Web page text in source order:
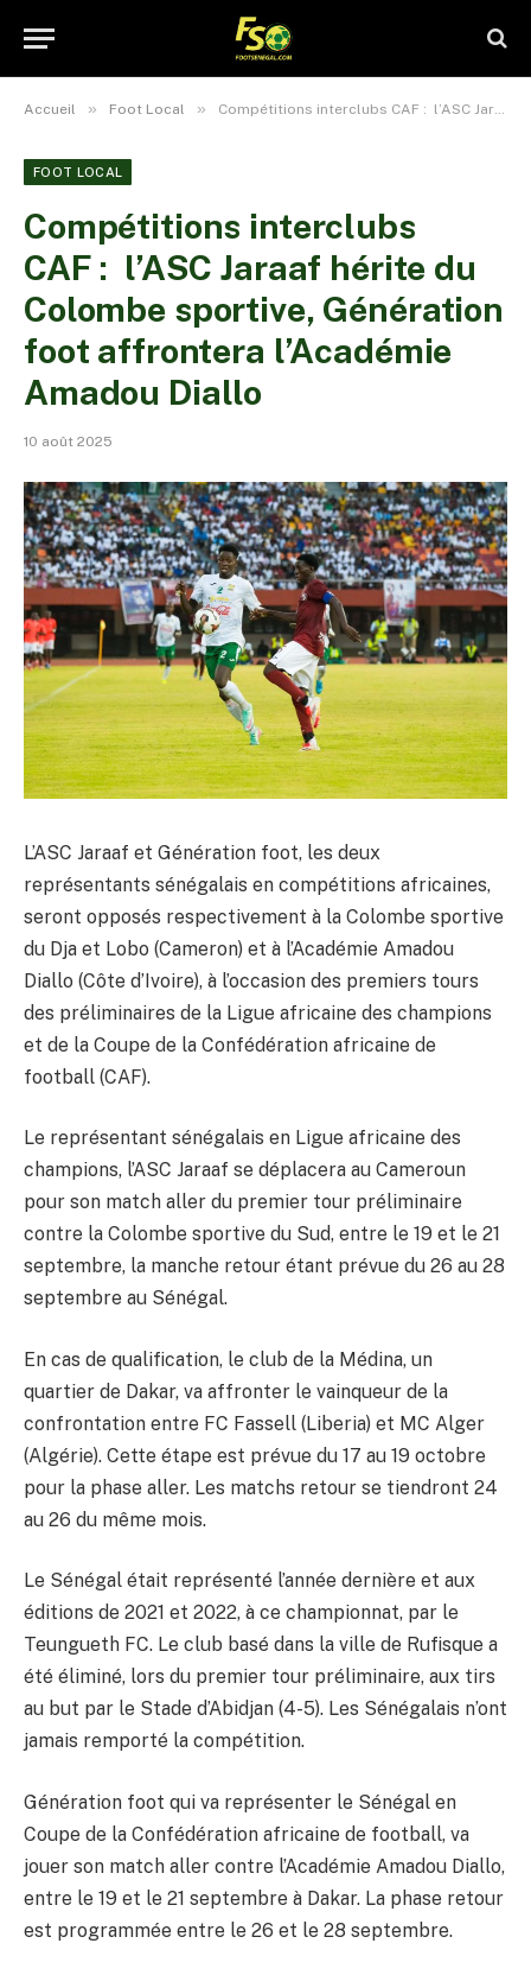
Accueil » Foot Local » Compétitions interclubs CAF : l’ASC Jaraaf hérite du Colombe sportive, Génération foot affrontera l’Académie Amadou Diallo
FOOT LOCAL
Compétitions interclubs
CAF : l’ASC Jaraaf hérite du
Colombe sportive, Génération
foot affrontera l’Académie
Amadou Diallo
10 août 2025
L’ASC Jaraaf et Génération foot, les deux
représentants sénégalais en compétitions africaines,
seront opposés respectivement à la Colombe sportive
du Dja et Lobo (Cameron) et à l’Académie Amadou
Diallo (Côte d’Ivoire), à l’occasion des premiers tours
des préliminaires de la Ligue africaine des champions
et de la Coupe de la Confédération africaine de
football (CAF).
Le représentant sénégalais en Ligue africaine des
champions, l’ASC Jaraaf se déplacera au Cameroun
pour son match aller du premier tour préliminaire
contre la Colombe sportive du Sud, entre le 19 et le 21
septembre, la manche retour étant prévue du 26 au 28
septembre au Sénégal.
En cas de qualification, le club de la Médina, un
quartier de Dakar, va affronter le vainqueur de la
confrontation entre FC Fassell (Liberia) et MC Alger
(Algérie). Cette étape est prévue du 17 au 19 octobre
pour la phase aller. Les matchs retour se tiendront 24
au 26 du même mois.
Le Sénégal était représenté l’année dernière et aux
éditions de 2021 et 2022, à ce championnat, par le
Teungueth FC. Le club basé dans la ville de Rufisque a
été éliminé, lors du premier tour préliminaire, aux tirs
au but par le Stade d’Abidjan (4-5). Les Sénégalais n’ont
jamais remporté la compétition.
Génération foot qui va représenter le Sénégal en
Coupe de la Confédération africaine de football, va
jouer son match aller contre l’Académie Amadou Diallo,
entre le 19 et le 21 septembre à Dakar. La phase retour
est programmée entre le 26 et le 28 septembre.